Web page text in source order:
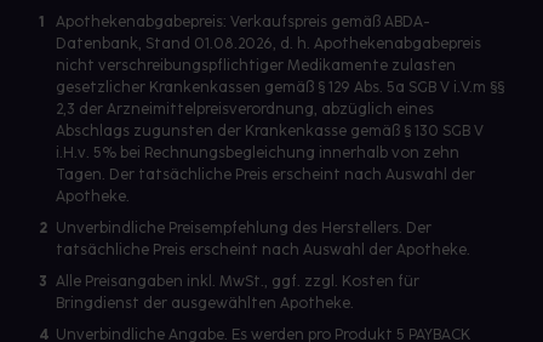
1
Apothekenabgabepreis: Verkaufspreis gemäß ABDA-
Datenbank, Stand 01.08.2026, d. h. Apothekenabgabepreis
nicht verschreibungspflichtiger Medikamente zulasten
gesetzlicher Krankenkassen gemäß § 129 Abs. 5a SGB V i.V.m §§
2,3 der Arzneimittelpreisverordnung, abzüglich eines
Abschlags zugunsten der Krankenkasse gemäß § 130 SGB V
i.H.v. 5% bei Rechnungsbegleichung innerhalb von zehn
Tagen. Der tatsächliche Preis erscheint nach Auswahl der
Apotheke.
2 Unverbindliche Preisempfehlung des Herstellers. Der
tatsächliche Preis erscheint nach Auswahl der Apotheke.
3 Alle Preisangaben inkl. MwSt., ggf. zzgl. Kosten für
Bringdienst der ausgewählten Apotheke.
4 Unverbindliche Angabe. Es werden pro Produkt 5 PAYBACK